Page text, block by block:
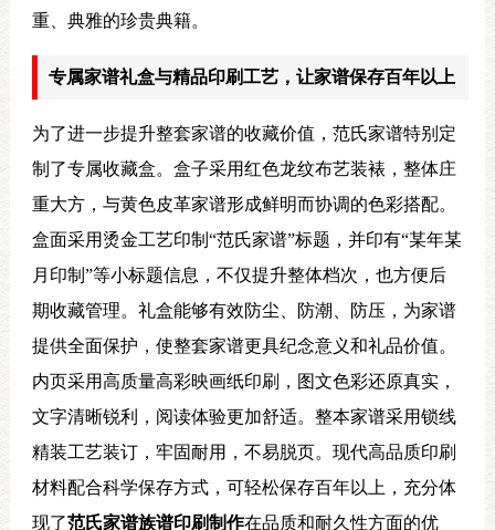
重、典雅的珍贵典籍。
专属家谱礼盒与精品印刷工艺，让家谱保存百年以上
为了进一步提升整套家谱的收藏价值，范氏家谱特别定
制了专属收藏盒。盒子采用红色龙纹布艺装裱，整体庄
重大方，与黄色皮革家谱形成鲜明而协调的色彩搭配。
盒面采用烫金工艺印制“范氏家谱”标题，并印有“某年某
月印制”等小标题信息，不仅提升整体档次，也方便后
期收藏管理。礼盒能够有效防尘、防潮、防压，为家谱
提供全面保护，使整套家谱更具纪念意义和礼品价值。
内页采用高质量高彩映画纸印刷，图文色彩还原真实，
文字清晰锐利，阅读体验更加舒适。整本家谱采用锁线
精装工艺装订，牢固耐用，不易脱页。现代高品质印刷
材料配合科学保存方式，可轻松保存百年以上，充分体
现了范氏家谱族谱印刷制作在品质和耐久性方面的优